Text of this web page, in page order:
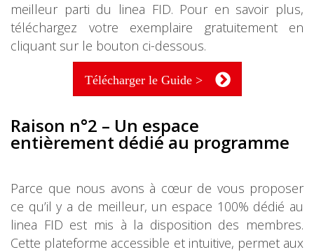
meilleur parti du linea FID. Pour en savoir plus,
téléchargez votre exemplaire gratuitement en
cliquant sur le bouton ci-dessous.
Télécharger le Guide >
Raison n°2 – Un espace
entièrement dédié au programme
Parce que nous avons à cœur de vous proposer
ce qu’il y a de meilleur, un espace 100% dédié au
linea FID est mis à la disposition des membres.
Cette plateforme accessible et intuitive, permet aux